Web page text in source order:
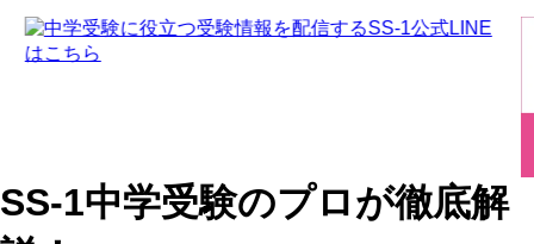
SS-1中学受験のプロが徹底解